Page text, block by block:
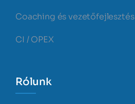
Coaching és vezetőfejlesztés
CI / OPEX
Rólunk